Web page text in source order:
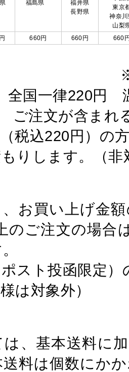
福島県
福井県
長野県
東京
神奈
山梨
660円 660円 660
国一律220円
ご注文が含ま
税込220円）の
りします。（非
、お買い上げ金
のご注文の場合
スト投函限定
は対象外）
、基本送料に
料は個数にか